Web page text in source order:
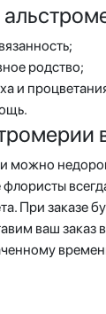
родство;
и
можно
При заказе
ваш заказ